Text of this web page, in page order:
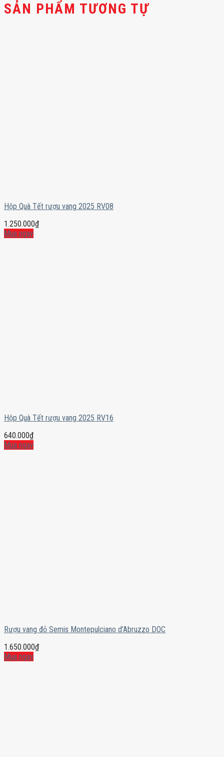
SẢN PHẨM TƯƠNG TỰ
Hộp Quà Tết rượu vang 2025 RV08
1.250.000₫
Mua ngay
Hộp Quà Tết rượu vang 2025 RV16
640.000₫
Mua ngay
Rượu vang đỏ Semis Montepulciano d’Abruzzo DOC
1.650.000₫
Mua ngay